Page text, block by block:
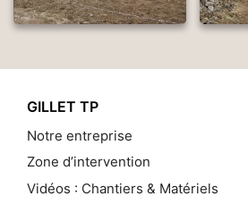
GILLET TP
Notre entreprise
Zone d’intervention
Vidéos : Chantiers & Matériels